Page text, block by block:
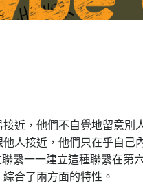
近，他們不自覺地留意別
人接近，他們只在乎自己
繫一一建立這種聯繫在第
合了兩方面的特性。